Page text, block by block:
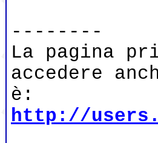
--------
La pagina
accedere
è:
http://